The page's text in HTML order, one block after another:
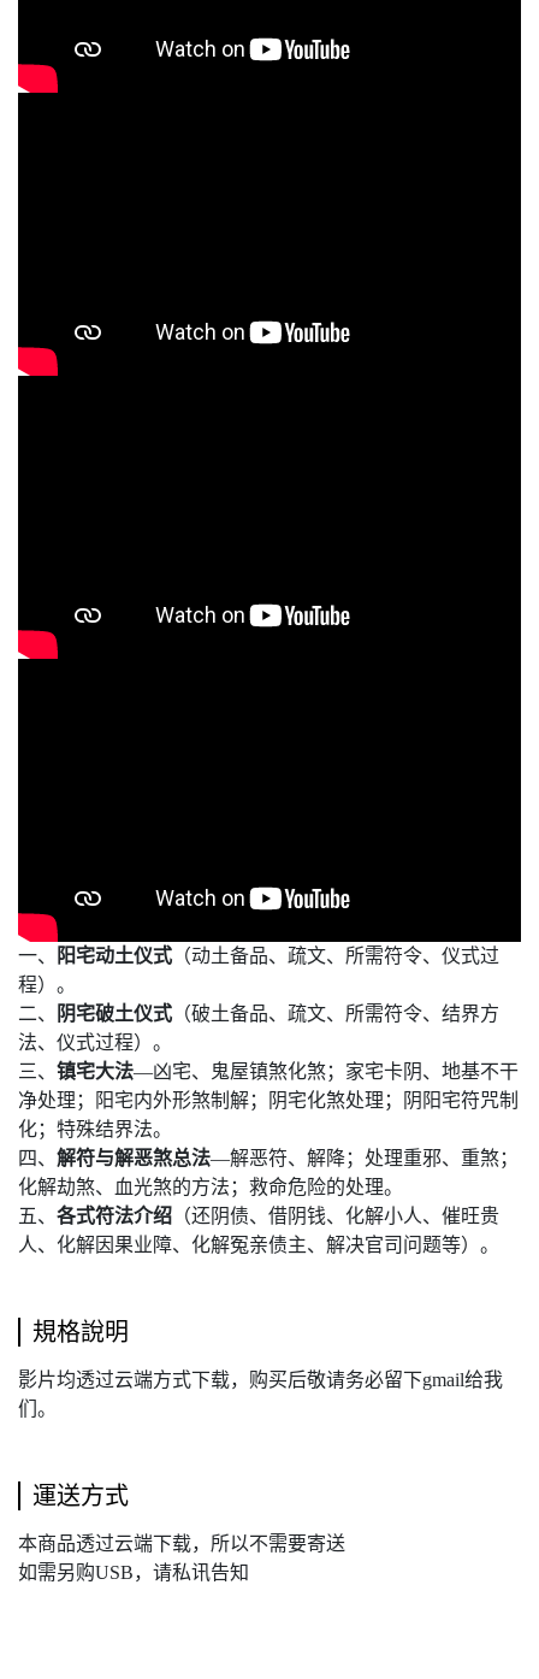
一、 阳宅动土仪式 （动土备品、疏文、所需符令、仪式过
程）。
二、
阴宅破土仪式 （破土备品、疏文、所需符令、结界方
法、仪式过程）。
三、 镇宅大法—凶宅、鬼屋镇煞化煞；家宅卡阴、地基不干
净处理；阳宅内外形煞制解；阴宅化煞处理；阴阳宅符咒制
化；特殊结界法。
四、 解符与解恶煞总法—解恶符、解降；处理重邪、重煞；
化解劫煞、血光煞的方法；救命危险的处理。
五、 各式符法介绍 （还阴债、借阴钱、化解小人、催旺贵
人、化解因果业障、化解冤亲债主、解决官司问题等）。
規格說明
影片均透过云端方式下载，购买后敬请务必留下gmail给我
们。
運送方式
本商品透过云端下载，所以不需要寄送
如需另购USB，请私讯告知